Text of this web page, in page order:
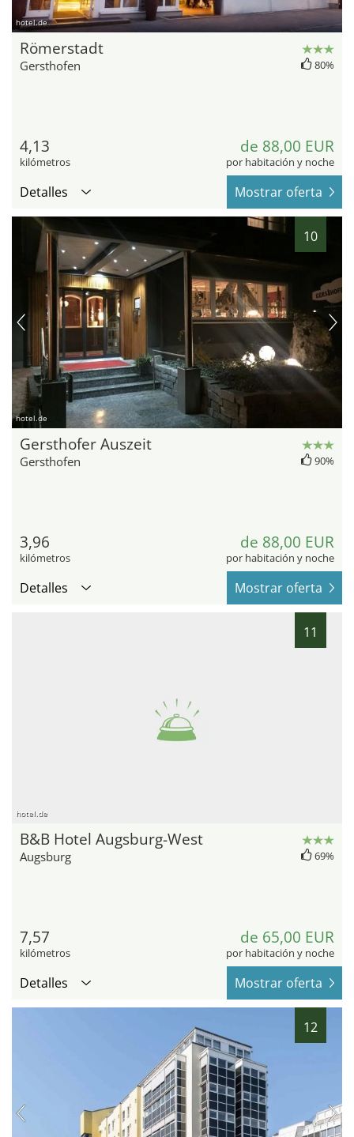
hotel.de
Römerstadt
Gersthofen 80%
4,13
kilómetros
de 88,00 EUR
por habitación y noche
Detalles Mostrar oferta
10
hotel.de
Gersthofer Auszeit
Gersthofen 90%
3,96
kilómetros
de 88,00 EUR
por habitación y noche
Detalles Mostrar oferta
11
hotel.de
B&B Hotel Augsburg-West
Augsburg 69%
7,57
kilómetros
de 65,00 EUR
por habitación y noche
Detalles Mostrar oferta
12